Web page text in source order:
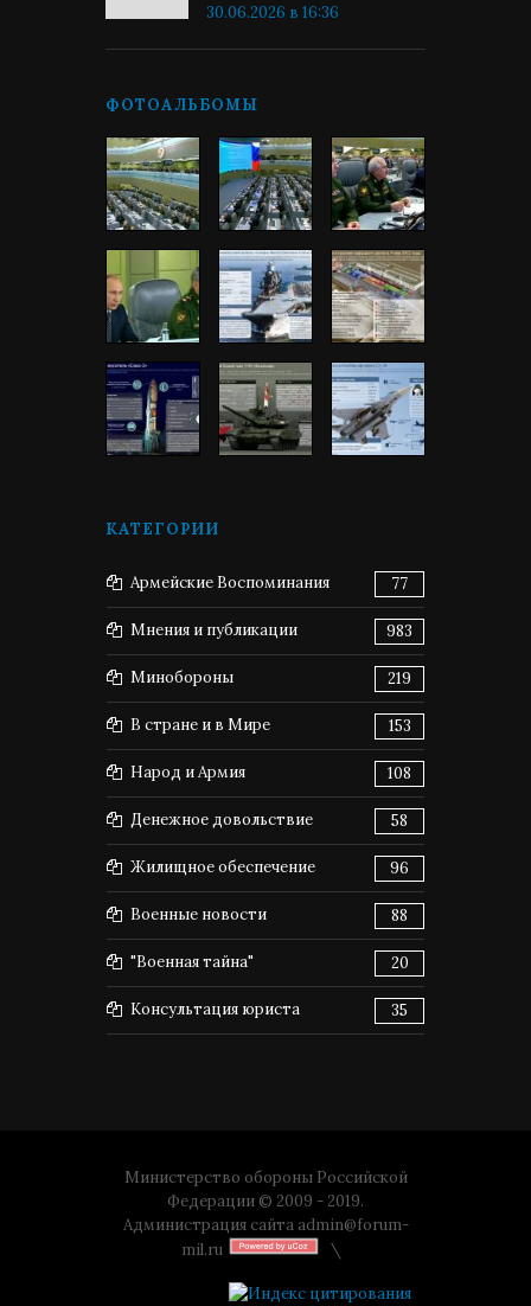
30.06.2026 в 16:36
ФОТОАЛЬБОМЫ
КАТЕГОРИИ
Армейские Воспоминания 77
Мнения и публикации 983
Минобороны 219
В стране и в Мире 153
Народ и Армия 108
Денежное довольствие 58
Жилищное обеспечение 96
Военные новости 88
"Военная тайна" 20
Консультация юриста 35
Министерство обороны Российской
Федерации © 2009 - 2019.
Администрация сайта admin@forum-
mil.ru